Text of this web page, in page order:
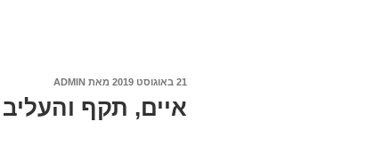
פורסם
21 באוגוסט 2019 מאת ADMIN
איים, תקף